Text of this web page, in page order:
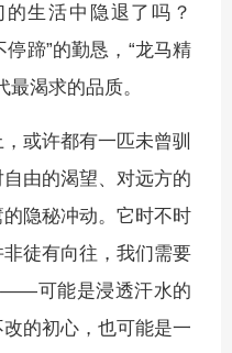
生活中隐退了吗？
停蹄”的勤恳，“龙马精
渴求的品质。
或许都有一匹未曾驯
由的渴望、对远方的
隐秘冲动。它时不时
徒有向往，我们需要
可能是浸透汗水的
的初心，也可能是一